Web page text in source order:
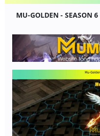
MU-GOLDEN - SEASON